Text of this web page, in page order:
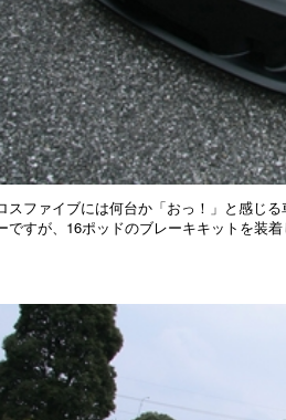
スファイブには何台か「おっ！」と感じ
ですが、16ポッドのブレーキキットを装